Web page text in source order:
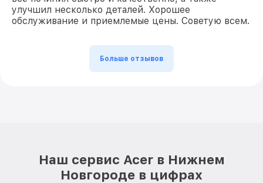
улучшил несколько деталей. Хорошее
обслуживание и приемлемые цены. Советую всем.
Больше отзывов
Наш сервис Acer в Нижнем
Новгороде в цифрах